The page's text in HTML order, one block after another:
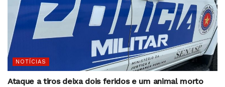
NOTÍCIAS
Ataque a tiros deixa dois feridos e um animal morto